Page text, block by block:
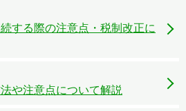
する際の注意点・税制改正に
や注意点について解説